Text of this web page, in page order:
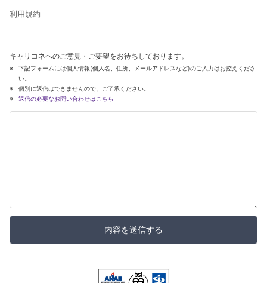
利用規約
キャリコネへのご意見・ご要望をお待ちしております。
下記フォームには個人情報(個人名、住所、メールアドレスなど)のご入力はお控えくださ
い。
個別に返信はできませんので、ご了承ください。
返信の必要なお問い合わせはこちら
内容を送信する